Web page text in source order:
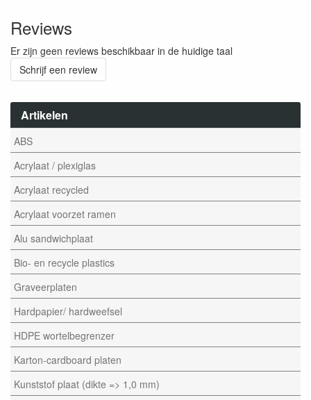
Artikelen
ABS
Acrylaat / plexiglas
Acrylaat recycled
Acrylaat voorzet ramen
Alu sandwichplaat
Bio- en recycle plastics
Graveerplaten
Hardpapier/ hardweefsel
HDPE wortelbegrenzer
Karton-cardboard platen
Kunststof plaat (dikte => 1,0 mm)
Reviews
Er zijn geen reviews beschikbaar in de huidige taal
Schrijf een review